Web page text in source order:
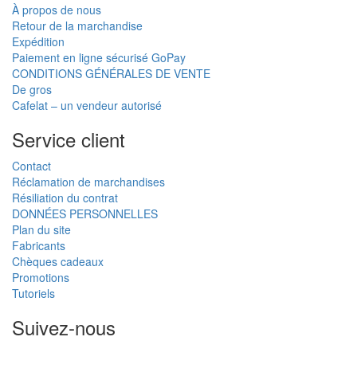
À propos de nous
Retour de la marchandise
Expédition
Paiement en ligne sécurisé GoPay
CONDITIONS GÉNÉRALES DE VENTE
De gros
Cafelat – un vendeur autorisé
Service client
Contact
Réclamation de marchandises
Résiliation du contrat
DONNÉES PERSONNELLES
Plan du site
Fabricants
Chèques cadeaux
Promotions
Tutoriels
Suivez-nous